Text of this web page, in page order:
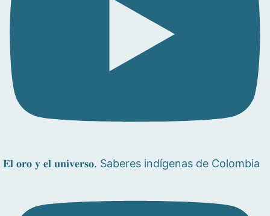
𝐄𝐥 𝐨𝐫𝐨 𝐲 𝐞𝐥 𝐮𝐧𝐢𝐯𝐞𝐫𝐬𝐨. Saberes indígenas de Colombia